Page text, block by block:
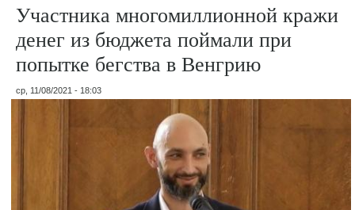
Участника многомиллионной кражи
денег из бюджета поймали при
попытке бегства в Венгрию
ср, 11/08/2021 - 18:03